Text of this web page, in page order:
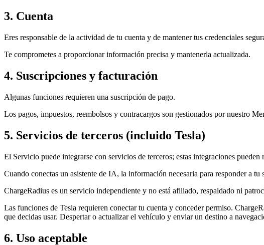
3. Cuenta
Eres responsable de la actividad de tu cuenta y de mantener tus credenciales
Te comprometes a proporcionar información precisa y mantenerla actualizada.
4. Suscripciones y facturación
Algunas funciones requieren una suscripción de pago.
Los pagos, impuestos, reembolsos y contracargos son gestionados por nuestro
5. Servicios de terceros (incluido Tesla)
El Servicio puede integrarse con servicios de terceros; estas integraciones
Cuando conectas un asistente de IA, la información necesaria para responder a
ChargeRadius es un servicio independiente y no está afiliado, respaldado ni
Las funciones de Tesla requieren conectar tu cuenta y conceder permiso.
que decidas usar. Despertar o actualizar el vehículo y enviar un destino a
6. Uso aceptable